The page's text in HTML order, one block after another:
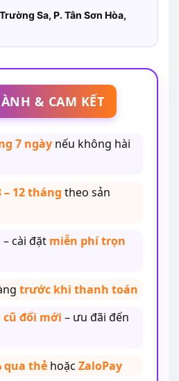
Sa, P. Tân Sơn Hòa,
& CAM KẾT
7 ngàynếu không hài
– 12 tháng theo sản
cài đặt miễn phí trọn
trước khi thanh toán
cũ đổi mới – ưu đãi đến
qua thẻhoặc ZaloPay